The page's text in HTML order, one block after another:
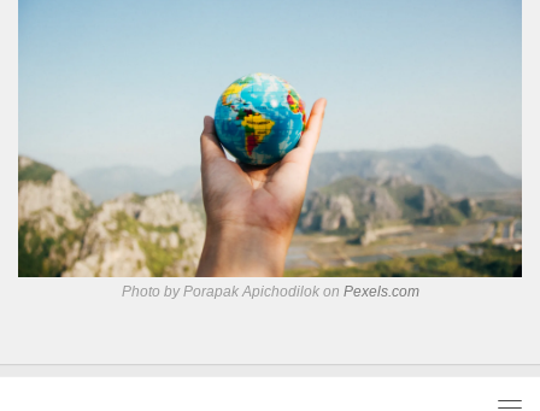
Photo by Porapak Apichodilok on Pexels.com